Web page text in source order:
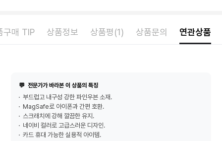
구매 TIP 상품정보 상품평(1) 상품문의 연관상품
💬 전문가가 바라본 이 상품의 특징
부드럽고 내구성 강한 파인우븐 소재.
MagSafe로 아이폰과 간편 호환.
스크래치에 강해 깔끔한 유지.
네이비 컬러로 고급스러운 디자인.
카드 휴대 가능한 실용적 아이템.